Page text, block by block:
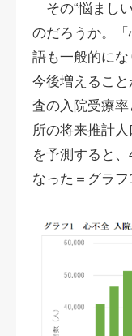
その“悩まし
のだろうか。
語も一般的にな
今後増えるこ
査の入院受療
所の将来推計
を予測すると
なった＝グラフ